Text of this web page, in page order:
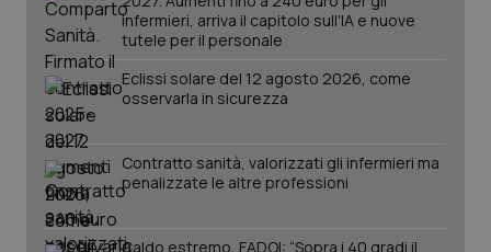
infermieri, arriva il capitolo sull'IA e nuove
tutele per il personale
Eclissi solare del 12 agosto 2026, come
osservarla in sicurezza
Contratto sanità, valorizzati gli infermieri ma
penalizzate le altre professioni
Caldo estremo, FADOI: “Sopra i 40 gradi il